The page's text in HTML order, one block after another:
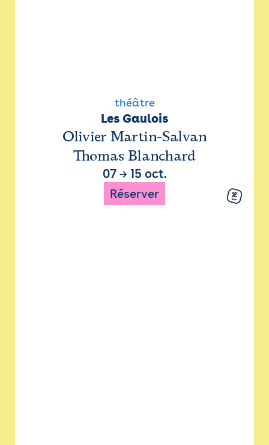
théâtre
Les Gaulois
Olivier Martin-Salvan
Thomas Blanchard
07→ 15 oct.
Réserver